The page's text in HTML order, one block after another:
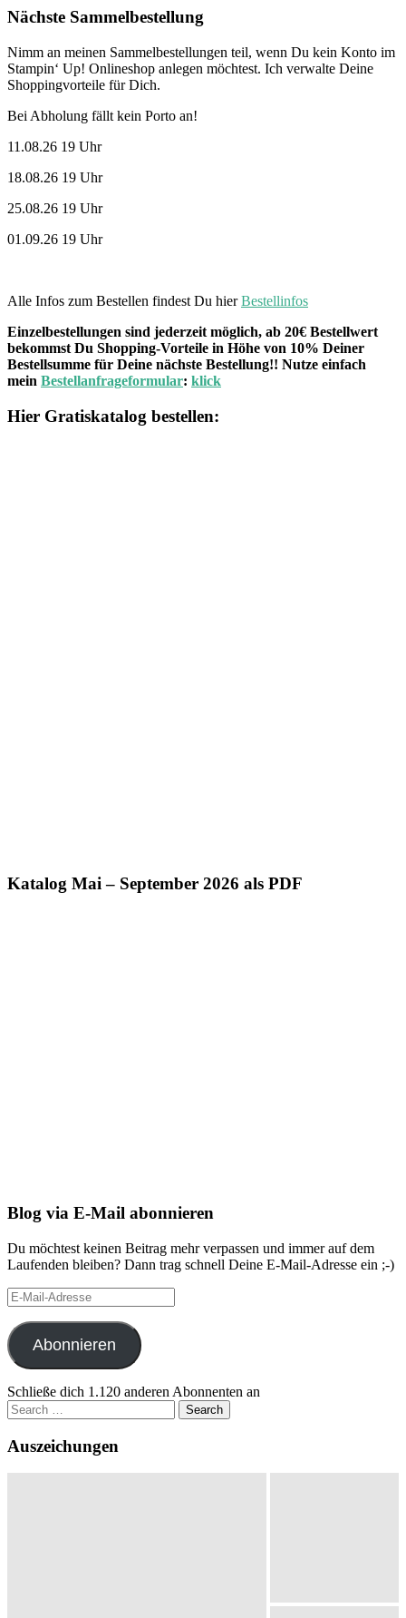
Nächste Sammelbestellung
Nimm an meinen Sammelbestellungen teil, wenn Du kein Konto im
Stampin‘ Up! Onlineshop anlegen möchtest. Ich verwalte Deine
Shoppingvorteile für Dich.
Bei Abholung fällt kein Porto an!
11.08.26 19 Uhr
18.08.26 19 Uhr
25.08.26 19 Uhr
01.09.26 19 Uhr
Alle Infos zum Bestellen findest Du hierBestellinfos
Einzelbestellungen sind jederzeit möglich, ab 20€ Bestellwert
bekommst Du Shopping-Vorteile in Höhe von 10% Deiner
Bestellsumme für Deine nächste Bestellung!! Nutze einfach
mein Bestellanfrageformular: klick
Hier Gratiskatalog bestellen:
Katalog Mai – September 2026 als PDF
Blog via E-Mail abonnieren
Du möchtest keinen Beitrag mehr verpassen und immer auf dem
Laufenden bleiben? Dann trag schnell Deine E-Mail-Adresse ein ;-)
E-
Mail-
Adresse
Abonnieren
Schließe dich 1.120 anderen Abonnenten an
Search
for:
Auszeichungen